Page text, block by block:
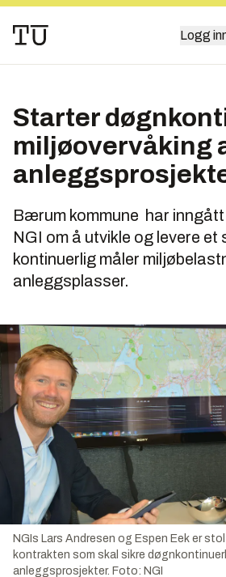
Logg
Starter
miljøovervåking
Bærum kommune har
NGI om å utvikle og levere et
kontinuerlig måler
anleggsplasser.
NGIs Lars Andresen og Espen Eek er
kontrakten som skal sikre
anleggsprosjekter. Foto: NGI